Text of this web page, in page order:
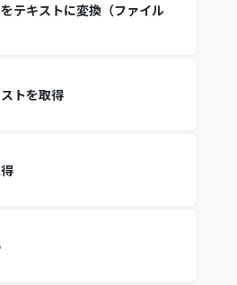
テキストに変換（ファイル
トを取得